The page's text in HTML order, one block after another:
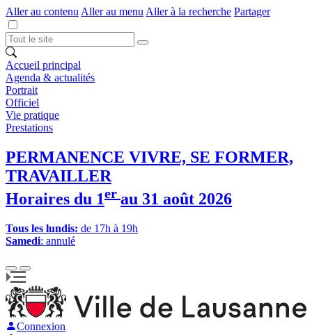
Aller au contenu Aller au menu Aller à la recherche Partager
Accueil principal
Agenda & actualités
Portrait
Officiel
Vie pratique
Prestations
PERMANENCE VIVRE, SE FORMER,
TRAVAILLER
Horaires du 1er au 31 août 2026
Tous les lundis: de 17h à 19h
Samedi: annulé
Connexion